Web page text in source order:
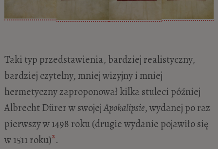
Taki typ przedstawienia, bardziej realistyczny,
bardziej czytelny, mniej wizyjny i mniej
hermetyczny zaproponował kilka stuleci później
Albrecht Dürer w swojejApokalipsie, wydanej po raz
pierwszy w 1498 roku (drugie wydanie pojawiło się
w 1511 roku)2.